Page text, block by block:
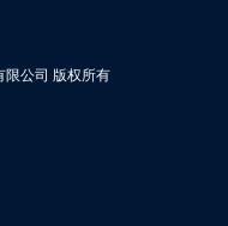
公司 版权所有